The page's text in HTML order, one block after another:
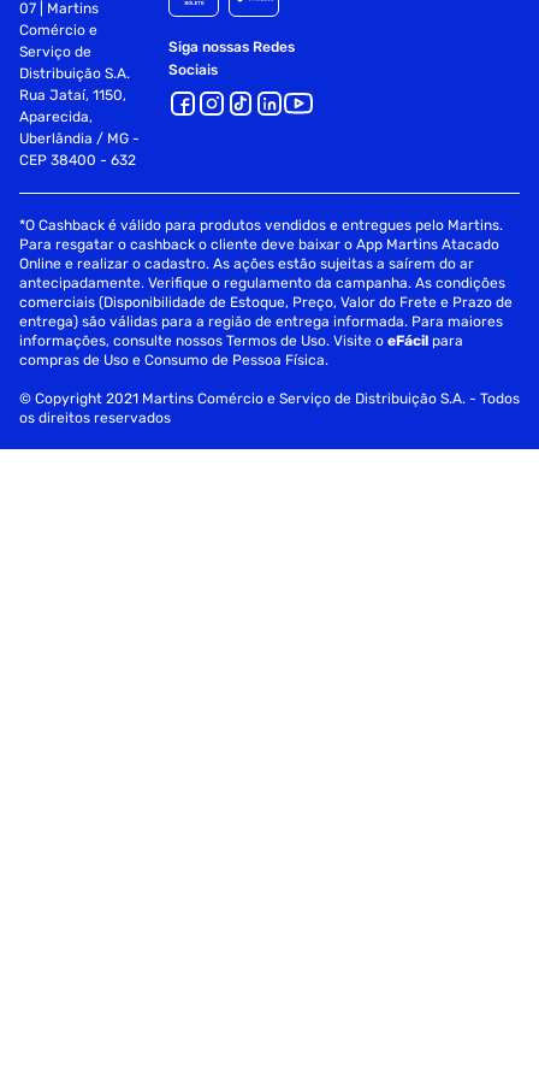
07 | Martins
Comércio e
Serviço de
Distribuição S.A.
Rua Jataí, 1150,
Aparecida,
Uberlândia / MG -
CEP 38400 - 632
Siga nossas Redes
Sociais
*O Cashback é válido para produtos vendidos e entregues pelo Martins.
Para resgatar o cashback o cliente deve baixar o App Martins Atacado
Online e realizar o cadastro. As ações estão sujeitas a saírem do ar
antecipadamente. Verifique o regulamento da campanha. As condições
comerciais (Disponibilidade de Estoque, Preço, Valor do Frete e Prazo de
entrega) são válidas para a região de entrega informada. Para maiores
informações, consulte nossos Termos de Uso. Visite oeFácil para
compras de Uso e Consumo de Pessoa Física.
© Copyright 2021 Martins Comércio e Serviço de Distribuição S.A. - Todos
os direitos reservados